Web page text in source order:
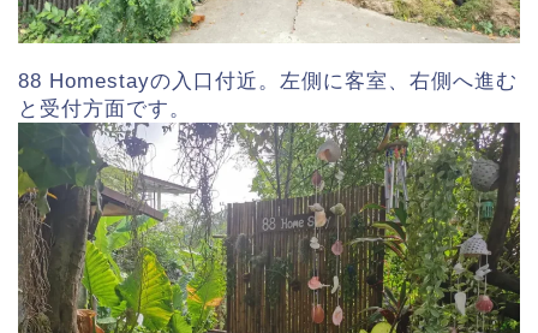
88 Homestayの入口付近。左側に客室、右側へ進む
と受付方面です。